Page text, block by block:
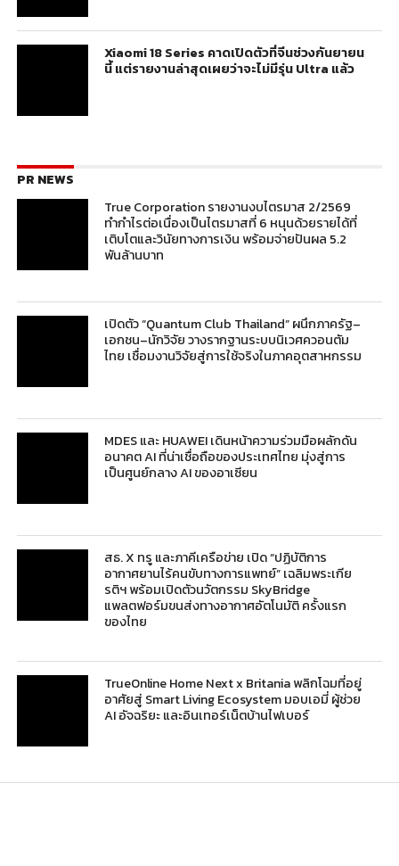
Xiaomi 18 Series คาดเปิดตัวที่จีนช่วงกันยายน
นี้ แต่รายงานล่าสุดเผยว่าจะไม่มีรุ่น Ultra แล้ว
PR NEWS
True Corporation รายงานงบไตรมาส 2/2569
ทำกำไรต่อเนื่องเป็นไตรมาสที่ 6 หนุนด้วยรายได้ที่
เติบโตและวินัยทางการเงิน พร้อมจ่ายปันผล 5.2
พันล้านบาท
เปิดตัว “Quantum Club Thailand” ผนึกภาครัฐ–
เอกชน–นักวิจัย วางรากฐานระบบนิเวศควอนตัม
ไทย เชื่อมงานวิจัยสู่การใช้จริงในภาคอุตสาหกรรม
MDES และ HUAWEI เดินหน้าความร่วมมือผลักดัน
อนาคต AI ที่น่าเชื่อถือของประเทศไทย มุ่งสู่การ
เป็นศูนย์กลาง AI ของอาเซียน
สธ. X ทรู และภาคีเครือข่าย เปิด “ปฏิบัติการ
อากาศยานไร้คนขับทางการแพทย์” เฉลิมพระเกีย
รติฯ พร้อมเปิดตัวนวัตกรรม SkyBridge
แพลตฟอร์มขนส่งทางอากาศอัตโนมัติ ครั้งแรก
ของไทย
TrueOnline Home Next x Britania พลิกโฉมที่อยู่
อาศัยสู่ Smart Living Ecosystem มอบเอมี่ ผู้ช่วย
AI อัจฉริยะ และอินเทอร์เน็ตบ้านไฟเบอร์